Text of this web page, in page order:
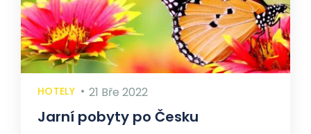
HOTELY 21 Bře 2022
Jarní pobyty po Česku